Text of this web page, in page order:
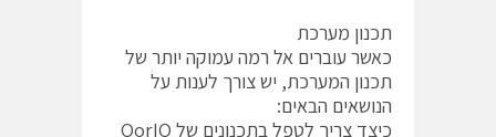
תכנון מערכת
כאשר עוברים אל רמה עמוקה יותר של
תכנון המערכת, יש צורך לענות על
הנושאים הבאים:
כיצד צריך לטפל בתכנונים של QorIQ